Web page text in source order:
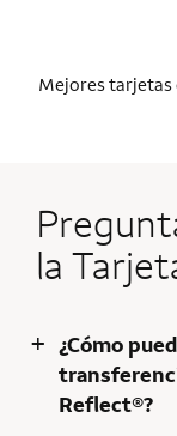
Mejores tarjetas
la
+ ¿Cómo
Reflect®?